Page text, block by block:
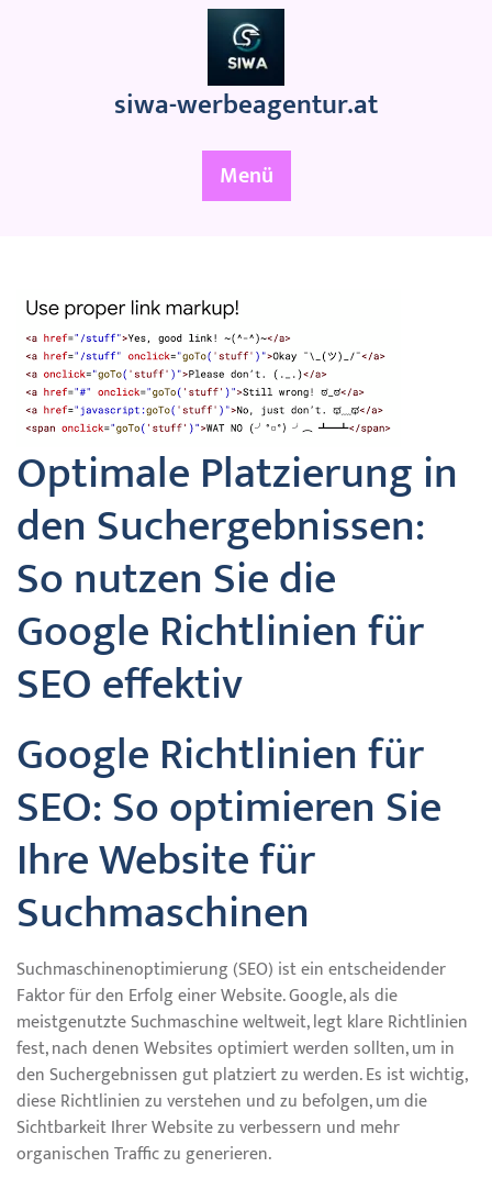
siwa-werbeagentur.at
Menü
Optimale Platzierung in
den Suchergebnissen:
So nutzen Sie die
Google Richtlinien für
SEO effektiv
Google Richtlinien für
SEO: So optimieren Sie
Ihre Website für
Suchmaschinen
Suchmaschinenoptimierung (SEO) ist ein entscheidender
Faktor für den Erfolg einer Website. Google, als die
meistgenutzte Suchmaschine weltweit, legt klare Richtlinien
fest, nach denen Websites optimiert werden sollten, um in
den Suchergebnissen gut platziert zu werden. Es ist wichtig,
diese Richtlinien zu verstehen und zu befolgen, um die
Sichtbarkeit Ihrer Website zu verbessern und mehr
organischen Traffic zu generieren.